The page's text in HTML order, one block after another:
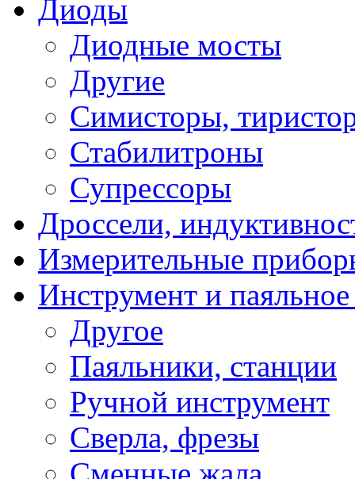
Диоды
Диодные мосты
Другие
Симисторы,
Стабилитроны
Супрессоры
Дроссели,
Измерительные
Инструмент и
Другое
Паяльники, станции
Ручной инструмент
Сверла, фрезы